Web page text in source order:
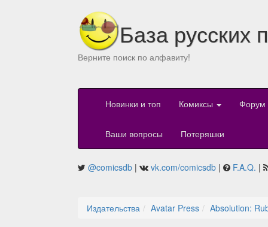
База русских
Верните поиск по алфавиту!
Новинки и топ Комиксы Форум
Ваши вопросы Потеряшки
@comicsdb | vk.com/comicsdb | F.A.Q. |
Издательства Avatar Press Absolution: